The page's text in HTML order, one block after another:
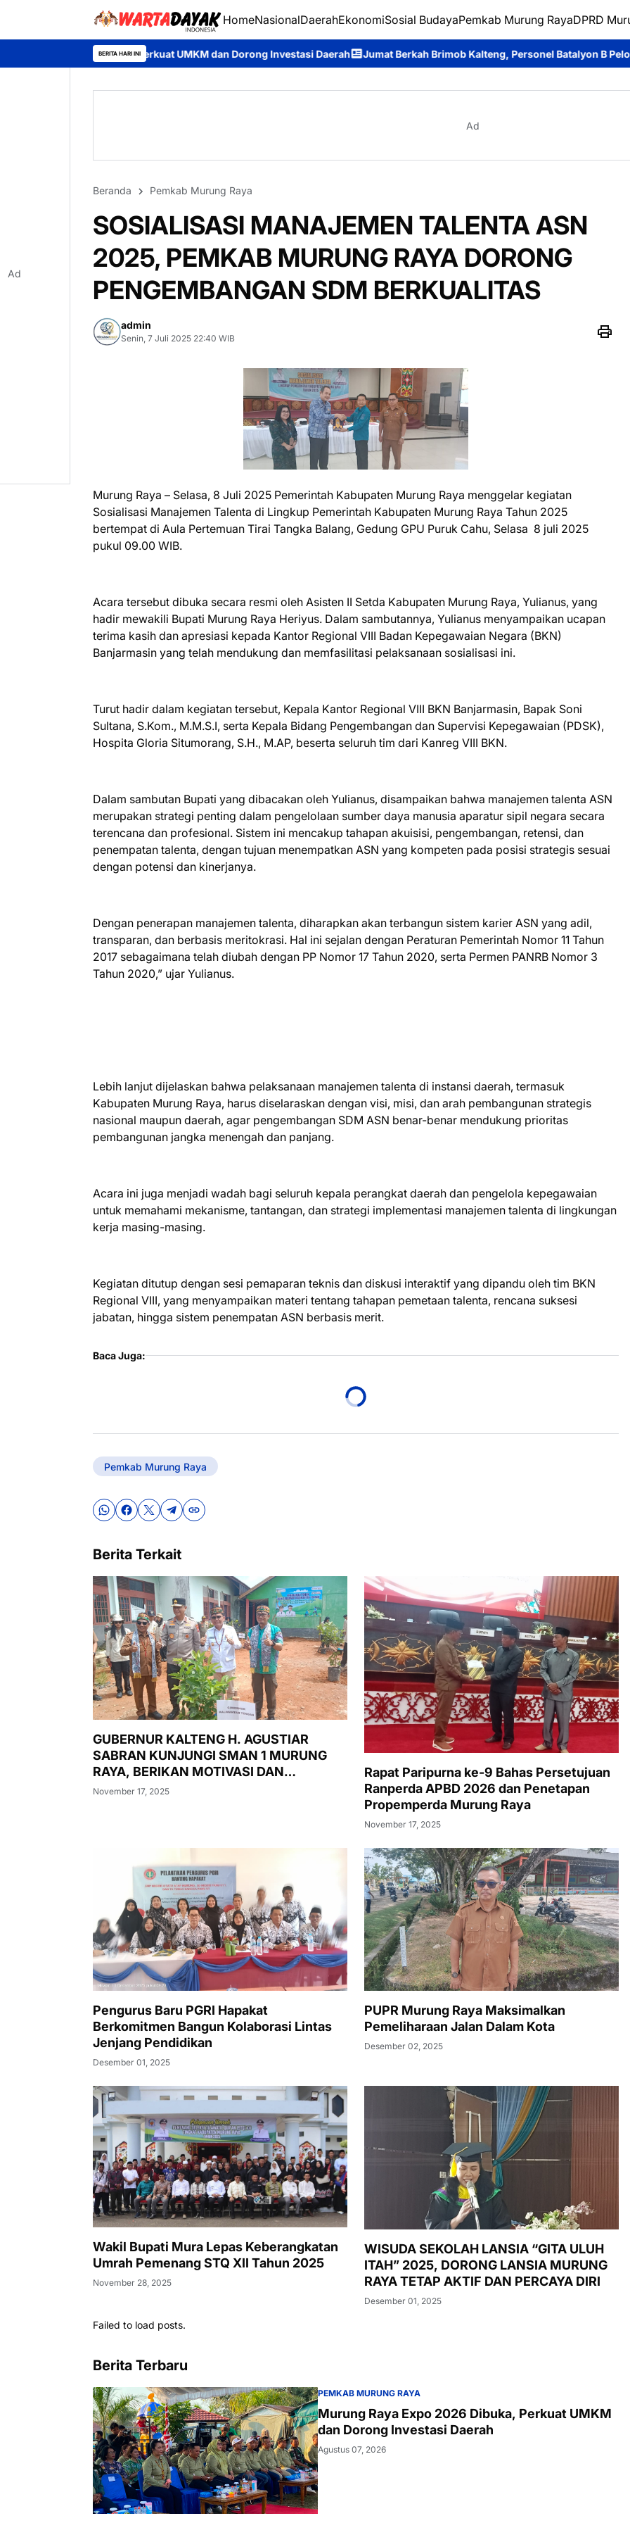
HomeNasionalDaerahEkonomiSosial BudayaPemkab Murung RayaDPRD
BERITA HARI INI
Perkuat UMKM dan Dorong Investasi Daerah Jumat Berkah Brimob Kalteng, Personel Batalyon B Pelopor Berbagi
Ad
Beranda Pemkab Murung Raya
SOSIALISASI MANAJEMEN TALENTA ASN
2025, PEMKAB MURUNG RAYA DORONG
PENGEMBANGAN SDM BERKUALITAS
admin
Senin, 7 Juli 2025 22:40 WIB
Murung Raya – Selasa, 8 Juli 2025 Pemerintah Kabupaten Murung Raya menggelar kegiatan
Sosialisasi Manajemen Talenta di Lingkup Pemerintah Kabupaten Murung Raya Tahun 2025
bertempat di Aula Pertemuan Tirai Tangka Balang, Gedung GPU Puruk Cahu, Selasa 8 juli 2025
pukul 09.00 WIB.
Acara tersebut dibuka secara resmi oleh Asisten II Setda Kabupaten Murung Raya, Yulianus, yang
hadir mewakili Bupati Murung Raya Heriyus. Dalam sambutannya, Yulianus menyampaikan ucapan
terima kasih dan apresiasi kepada Kantor Regional VIII Badan Kepegawaian Negara (BKN)
Banjarmasin yang telah mendukung dan memfasilitasi pelaksanaan sosialisasi ini.
Turut hadir dalam kegiatan tersebut, Kepala Kantor Regional VIII BKN Banjarmasin, Bapak Soni
Sultana, S.Kom., M.M.S.I, serta Kepala Bidang Pengembangan dan Supervisi Kepegawaian (PDSK),
Hospita Gloria Situmorang, S.H., M.AP, beserta seluruh tim dari Kanreg VIII BKN.
Dalam sambutan Bupati yang dibacakan oleh Yulianus, disampaikan bahwa manajemen talenta ASN
merupakan strategi penting dalam pengelolaan sumber daya manusia aparatur sipil negara secara
terencana dan profesional. Sistem ini mencakup tahapan akuisisi, pengembangan, retensi, dan
penempatan talenta, dengan tujuan menempatkan ASN yang kompeten pada posisi strategis sesuai
dengan potensi dan kinerjanya.
Dengan penerapan manajemen talenta, diharapkan akan terbangun sistem karier ASN yang adil,
transparan, dan berbasis meritokrasi. Hal ini sejalan dengan Peraturan Pemerintah Nomor 11 Tahun
2017 sebagaimana telah diubah dengan PP Nomor 17 Tahun 2020, serta Permen PANRB Nomor 3
Tahun 2020,” ujar Yulianus.
Lebih lanjut dijelaskan bahwa pelaksanaan manajemen talenta di instansi daerah, termasuk
Kabupaten Murung Raya, harus diselaraskan dengan visi, misi, dan arah pembangunan strategis
nasional maupun daerah, agar pengembangan SDM ASN benar-benar mendukung prioritas
pembangunan jangka menengah dan panjang.
Acara ini juga menjadi wadah bagi seluruh kepala perangkat daerah dan pengelola kepegawaian
untuk memahami mekanisme, tantangan, dan strategi implementasi manajemen talenta di lingkungan
kerja masing-masing.
Kegiatan ditutup dengan sesi pemaparan teknis dan diskusi interaktif yang dipandu oleh tim BKN
Regional VIII, yang menyampaikan materi tentang tahapan pemetaan talenta, rencana suksesi
jabatan, hingga sistem penempatan ASN berbasis merit.
Baca Juga:
Pemkab Murung Raya
Berita Terkait
GUBERNUR KALTENG H. AGUSTIAR
SABRAN KUNJUNGI SMAN 1 MURUNG
RAYA, BERIKAN MOTIVASI DAN
LUNCURKAN PASAR MURAH,
November 17, 2025
Rapat Paripurna ke-9 Bahas Persetujuan
Ranperda APBD 2026 dan Penetapan
Propemperda Murung Raya
November 17, 2025
Pengurus Baru PGRI Hapakat
Berkomitmen Bangun Kolaborasi Lintas
Jenjang Pendidikan
Desember 01, 2025
PUPR Murung Raya Maksimalkan
Pemeliharaan Jalan Dalam Kota
Desember 02, 2025
Wakil Bupati Mura Lepas Keberangkatan
Umrah Pemenang STQ XII Tahun 2025
November 28, 2025
WISUDA SEKOLAH LANSIA “GITA ULUH
ITAH” 2025, DORONG LANSIA MURUNG
RAYA TETAP AKTIF DAN PERCAYA DIRI
Desember 01, 2025
Failed to load posts.
Berita Terbaru
PEMKAB MURUNG RAYA
Murung Raya Expo 2026 Dibuka, Perkuat UMKM
dan Dorong Investasi Daerah
Agustus 07, 2026
Ad